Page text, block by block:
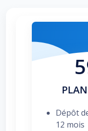
Dépôt
12 mois